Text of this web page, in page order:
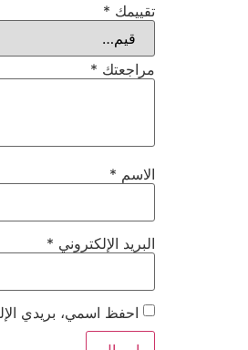
تقييمك *
مراجعتك *
الاسم *
البريد الإلكتروني *
احفظ اسمي، بريدي